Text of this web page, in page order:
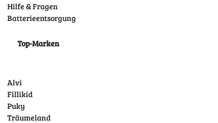
Hilfe & Fragen
Batterieentsorgung
Top-Marken
Alvi
Fillikid
Puky
Träumeland